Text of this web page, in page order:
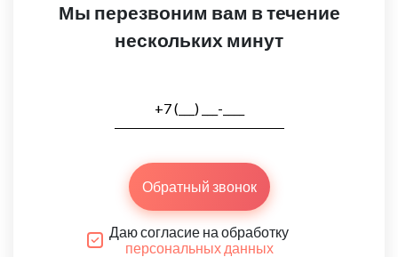
Мы перезвоним вам в течение
нескольких минут
Обратный звонок
Даю согласие на обработку
персональных данных